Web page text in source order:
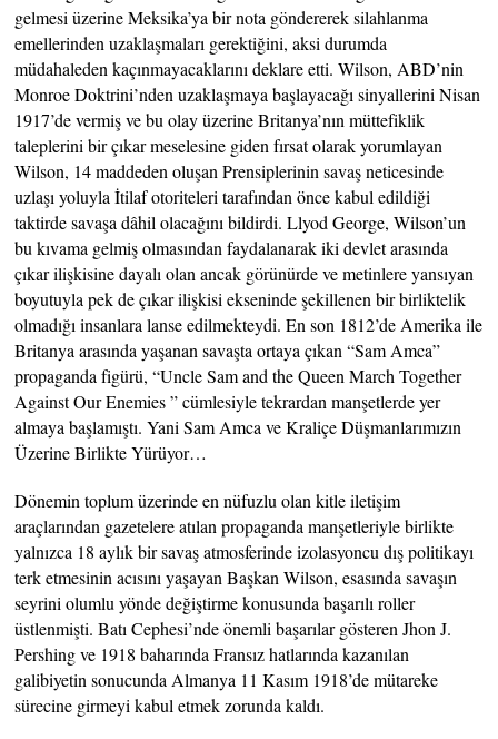
gelmesi üzerine Meksika’ya bir nota göndererek silahlanma
emellerinden uzaklaşmaları gerektiğini, aksi durumda
müdahaleden kaçınmayacaklarını deklare etti. Wilson, ABD’nin
Monroe Doktrini’nden uzaklaşmaya başlayacağı sinyallerini Nisan
1917’de vermiş ve bu olay üzerine Britanya’nın müttefiklik
taleplerini bir çıkar meselesine giden fırsat olarak yorumlayan
Wilson, 14 maddeden oluşan Prensiplerinin savaş neticesinde
uzlaşı yoluyla İtilaf otoriteleri tarafından önce kabul edildiği
taktirde savaşa dâhil olacağını bildirdi. Llyod George, Wilson’un
bu kıvama gelmiş olmasından faydalanarak iki devlet arasında
çıkar ilişkisine dayalı olan ancak görünürde ve metinlere yansıyan
boyutuyla pek de çıkar ilişkisi ekseninde şekillenen bir birliktelik
olmadığı insanlara lanse edilmekteydi. En son 1812’de Amerika ile
Britanya arasında yaşanan savaşta ortaya çıkan “Sam Amca”
propaganda figürü, “Uncle Sam and the Queen March Together
Against Our Enemies ” cümlesiyle tekrardan manşetlerde yer
almaya başlamıştı. Yani Sam Amca ve Kraliçe Düşmanlarımızın
Üzerine Birlikte Yürüyor…
Dönemin toplum üzerinde en nüfuzlu olan kitle iletişim
araçlarından gazetelere atılan propaganda manşetleriyle birlikte
yalnızca 18 aylık bir savaş atmosferinde izolasyoncu dış politikayı
terk etmesinin acısını yaşayan Başkan Wilson, esasında savaşın
seyrini olumlu yönde değiştirme konusunda başarılı roller
üstlenmişti. Batı Cephesi’nde önemli başarılar gösteren Jhon J.
Pershing ve 1918 baharında Fransız hatlarında kazanılan
galibiyetin sonucunda Almanya 11 Kasım 1918’de mütareke
sürecine girmeyi kabul etmek zorunda kaldı.